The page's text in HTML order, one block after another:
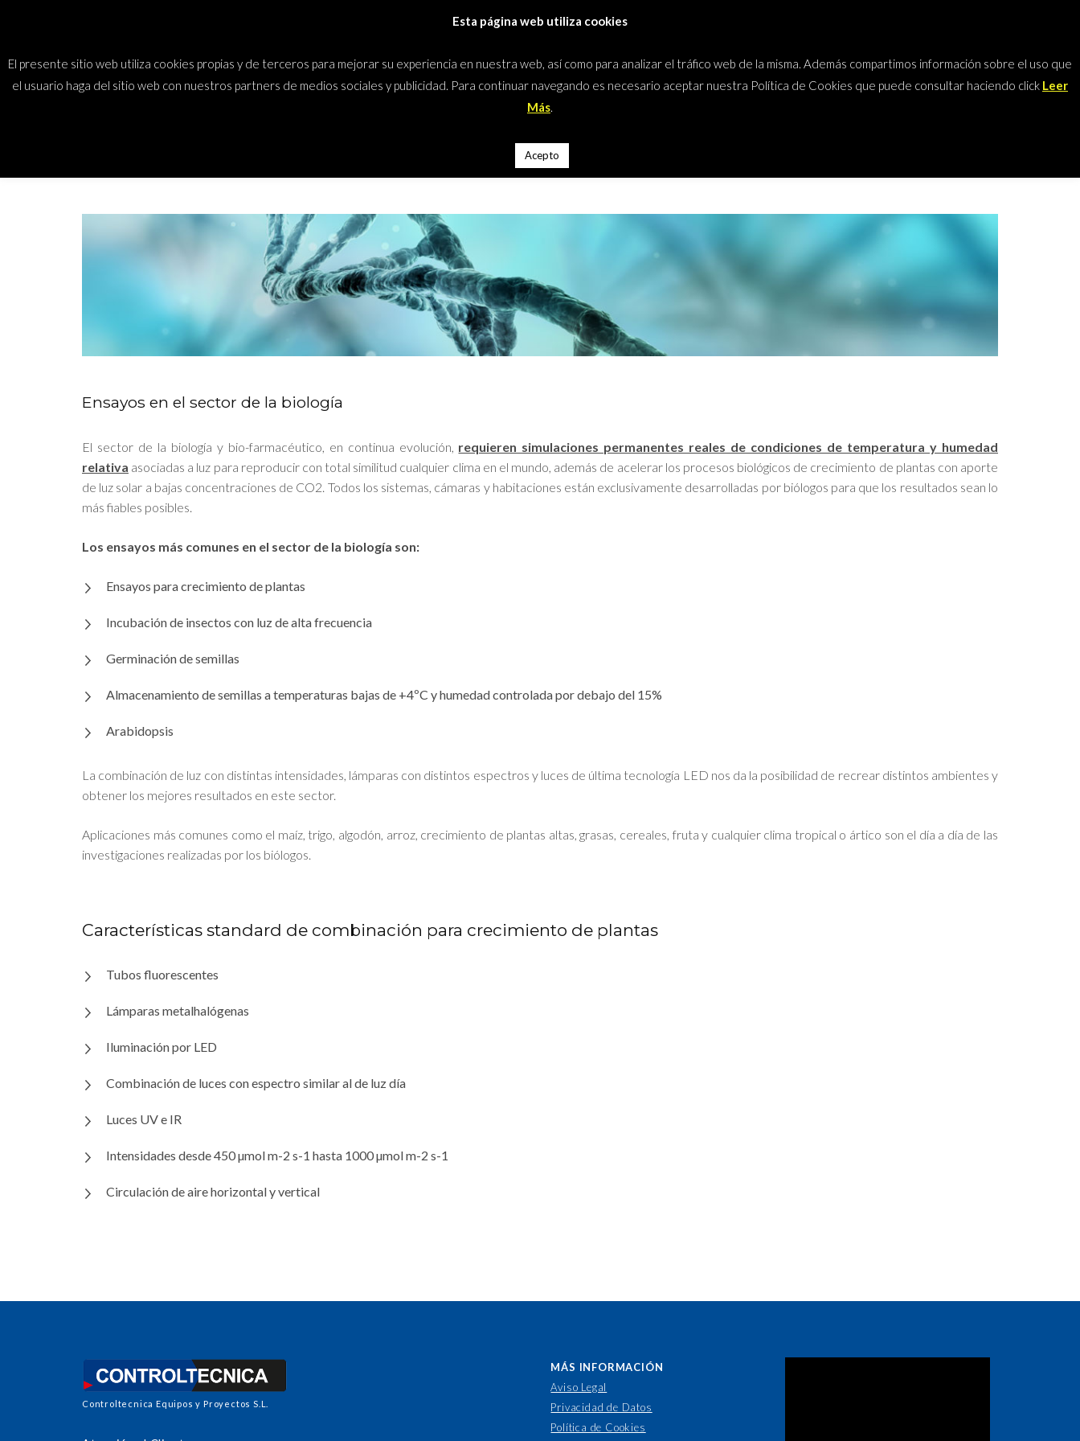
(presiona
Biología
Ensayos en el sector de la biología
El sector de la biología y bio-farmacéutico, en continua evolución, requieren simulaciones permanentes reales de condiciones de temperatura y humedad
relativa asociadas a luz para reproducir con total similitud cualquier clima en el mundo, además de acelerar los procesos biológicos de crecimiento de plantas con aporte
de luz solar a bajas concentraciones de CO2. Todos los sistemas, cámaras y habitaciones están exclusivamente desarrolladas por biólogos para que los resultados sean lo
más fiables posibles.
Los ensayos más comunes en el sector de la biología son:
Ensayos para crecimiento de plantas
Incubación de insectos con luz de alta frecuencia
Germinación de semillas
Almacenamiento de semillas a temperaturas bajas de +4ºC y humedad controlada por debajo del 15%
Arabidopsis
La combinación de luz con distintas intensidades, lámparas con distintos espectros y luces de última tecnología LED nos da la posibilidad de recrear distintos ambientes y
obtener los mejores resultados en este sector.
Aplicaciones más comunes como el maíz, trigo, algodón, arroz, crecimiento de plantas altas, grasas, cereales, fruta y cualquier clima tropical o ártico son el día a día de las
investigaciones realizadas por los biólogos.
Características standard de combinación para crecimiento de plantas
Tubos fluorescentes
Lámparas metalhalógenas
Iluminación por LED
Combinación de luces con espectro similar al de luz día
Luces UV e IR
Intensidades desde 450 µmol m-2 s-1 hasta 1000 µmol m-2 s-1
Circulación de aire horizontal y vertical
Controltecnica Equipos y Proyectos S.L.
MÁS INFORMACIÓN
Aviso Legal
Privacidad de Datos
Política de Cookies
Esta página web utiliza cookies
El presente sitio web utiliza cookies propias y de terceros para mejorar su experiencia en nuestra web, así como para analizar el tráfico web de la misma. Además compartimos información sobre el uso que
el usuario haga del sitio web con nuestros partners de medios sociales y publicidad. Para continuar navegando es necesario aceptar nuestra Política de Cookies que puede consultar haciendo click Leer
Más.
Acepto